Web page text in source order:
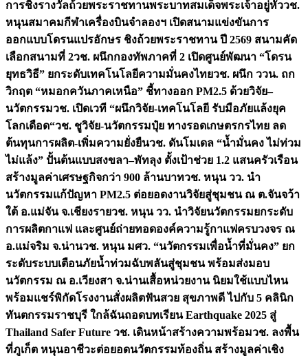
การชิงรางวัลถ้วยพระราชทานพระบาทสมเด็จพระเจ้าอยู่หัววช.
หนุนสมาคมกีฬาเครื่องบินจำลองฯ เปิดสนามแข่งขันการ
ออกแบบโดรนแปรอักษร ชิงถ้วยพระราชทาน ปี 2569 สนามคัด
เลือกสนามที่ 2วช. ผนึกกองทัพภาคที่ 2 เปิดศูนย์พัฒนา “โดรน
ยุทธวิธี” ยกระดับเทคโนโลยีความมั่นคงไทยวช. ผนึก ววน. ถก
วิกฤต “หมอกควันภาคเหนือ” ชี้ทางออก PM2.5 ด้วยวิจัย–
นวัตกรรมวช. เปิดเวที “ผนึกวิจัย-เทคโนโลยี รับมือภัยแล้งยุค
โลกเดือด“วช. ชูวิจัย-นวัตกรรมปุ๋ย ทางรอดเกษตรกรไทย ลด
ต้นทุนการผลิต-เพิ่มความยั่งยืนวช. ดันโมเดล “น้ำมั่นคง ไม่ท่วม
ไม่แล้ง” ปั้นต้นแบบสงขลา–พัทลุง ตั้งเป้าช่วย 1.2 แสนครัวเรือน
สร้างมูลค่าเศรษฐกิจกว่า 900 ล้านบาทวช. หนุน วว. นำ
นวัตกรรมแก้ปัญหา PM2.5 ต่อยอดงานวิจัยสู่ชุมชน ณ ต.จันจว้า
ใต้ อ.แม่จัน จ.เชียงรายวช. หนุน วว. นำวิจัยนวัตกรรมยกระดับ
การผลิตกาแฟ และศูนย์ถ่ายทอดองค์ความรู้กาแฟครบวงจร ณ
อ.แม่จริม จ.น่านวช. หนุน มศว. “นวัตกรรมเพื่อน้ำที่มั่นคง” ยก
ระดับระบบเตือนภัยน้ำท่วมฉับพลันสู่ชุมชน พร้อมส่งมอบ
นวัตกรรม ณ อ.เวียงสา จ.น่านเสื้อหน่วยงาน นิยมใช้แบบไหน
พร้อมแชร์พิกัดโรงงานสั่งผลิตฟันสวย สุขภาพดี ไปกับ 5 คลินิก
ทันตกรรมราชบุรี ใกล้ฉันถอดบทเรียน Earthquake 2025 สู่
Thailand Safer Future วช. เดินหน้าสร้างความพร้อมวช. ลงพื้น
ที่ภูเก็ต หนุนอาชีวะต่อยอดนวัตกรรมท้องถิ่น สร้างมูลค่าเชิง